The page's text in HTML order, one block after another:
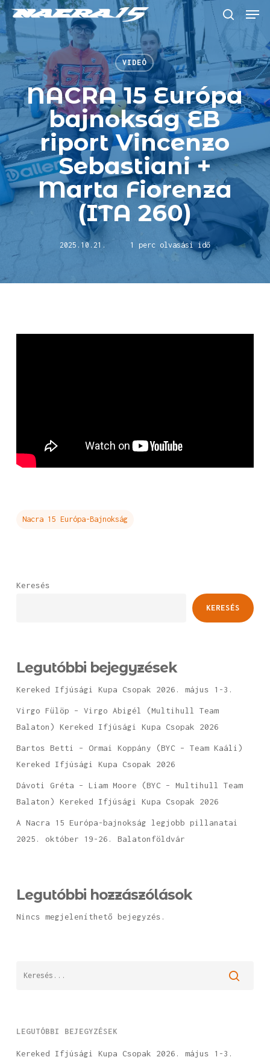
Skip
to
main
content
Menu
VIDEÓ
NACRA 15 Európa
bajnokság EB
riport Vincenzo
Sebastiani +
Marta Fiorenza
(ITA 260)
2025.10.21. 1 perc olvasási idő
Nacra 15 Európa-Bajnokság
Keresés
KERESÉS
Legutóbbi bejegyzések
Kereked Ifjúsági Kupa Csopak 2026. május 1-3.
Virgo Fülöp – Virgo Abigél (Multihull Team
Balaton) Kereked Ifjúsági Kupa Csopak 2026
Bartos Betti – Ormai Koppány (BYC – Team Kaáli)
Kereked Ifjúsági Kupa Csopak 2026
Dávoti Gréta – Liam Moore (BYC – Multihull Team
Balaton) Kereked Ifjúsági Kupa Csopak 2026
A Nacra 15 Európa-bajnokság legjobb pillanatai
2025. október 19-26. Balatonföldvár
Legutóbbi hozzászólások
Nincs megjeleníthető bejegyzés.
LEGUTÓBBI BEJEGYZÉSEK
Kereked Ifjúsági Kupa Csopak 2026. május 1-3.